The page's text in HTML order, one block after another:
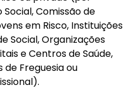
Comissão de
em Risco, Instituições
Social, Organizações
e Centros de Saúde,
de Freguesia ou